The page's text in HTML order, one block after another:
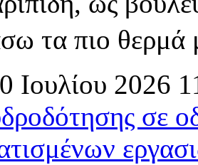
τα πιο
Ιουλίου 2026
σε